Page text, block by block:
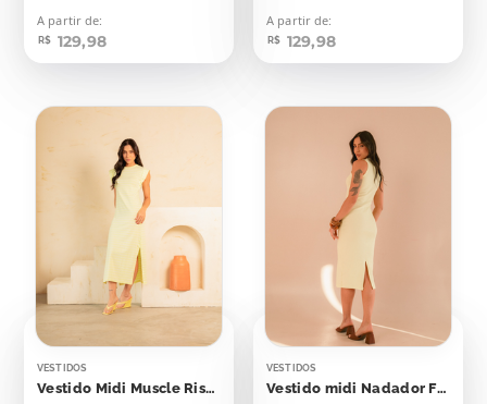
A partir de:
R$ 129,98
A partir de:
R$ 129,98
VESTIDOS
Vestido Midi Muscle Risca de Giz Amarelo Bebê
VESTIDOS
Vestido midi Nadador Flash Yellow